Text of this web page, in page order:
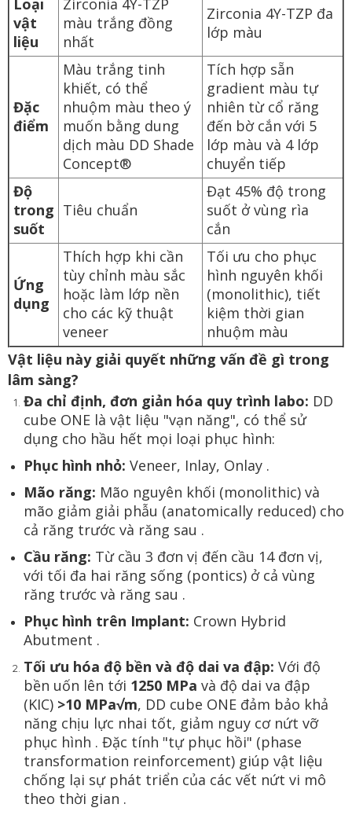
Loại
vật
liệu
Zirconia 4Y-TZP
màu trắng đồng
nhất
Zirconia 4Y-TZP đa
lớp màu
Đặc
điểm
Màu trắng tinh
khiết, có thể
nhuộm màu theo ý
muốn bằng dung
dịch màu DD Shade
Concept®
Tích hợp sẵn
gradient màu tự
nhiên từ cổ răng
đến bờ cắn với 5
lớp màu và 4 lớp
chuyển tiếp
Độ
trong
suốt
Tiêu chuẩn
Đạt 45% độ trong
suốt ở vùng rìa
cắn
Ứng
dụng
Thích hợp khi cần
tùy chỉnh màu sắc
hoặc làm lớp nền
cho các kỹ thuật
veneer
Tối ưu cho phục
hình nguyên khối
(monolithic), tiết
kiệm thời gian
nhuộm màu
Vật liệu này giải quyết những vấn đề gì trong
lâm sàng?
Đa chỉ định, đơn giản hóa quy trình labo: DD
cube ONE là vật liệu "vạn năng", có thể sử
dụng cho hầu hết mọi loại phục hình:
Phục hình nhỏ: Veneer, Inlay, Onlay .
Mão răng: Mão nguyên khối (monolithic) và
mão giảm giải phẫu (anatomically reduced) cho
cả răng trước và răng sau .
Cầu răng: Từ cầu 3 đơn vị đến cầu 14 đơn vị,
với tối đa hai răng sống (pontics) ở cả vùng
răng trước và răng sau .
Phục hình trên Implant: Crown Hybrid
Abutment .
Tối ưu hóa độ bền và độ dai va đập: Với độ
bền uốn lên tới 1250 MPa và độ dai va đập
(KIC) >10 MPa√m, DD cube ONE đảm bảo khả
năng chịu lực nhai tốt, giảm nguy cơ nứt vỡ
phục hình . Đặc tính "tự phục hồi" (phase
transformation reinforcement) giúp vật liệu
chống lại sự phát triển của các vết nứt vi mô
theo thời gian .